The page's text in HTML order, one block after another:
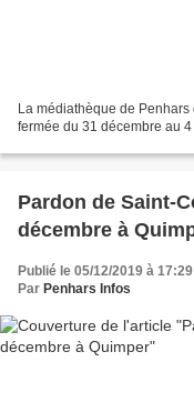
La médiathèque de
fermée du 31 décembre au 4
Pardon de Saint-
décembre à
Publié le 05/12/2019 à 17:29
Par Penhars Infos